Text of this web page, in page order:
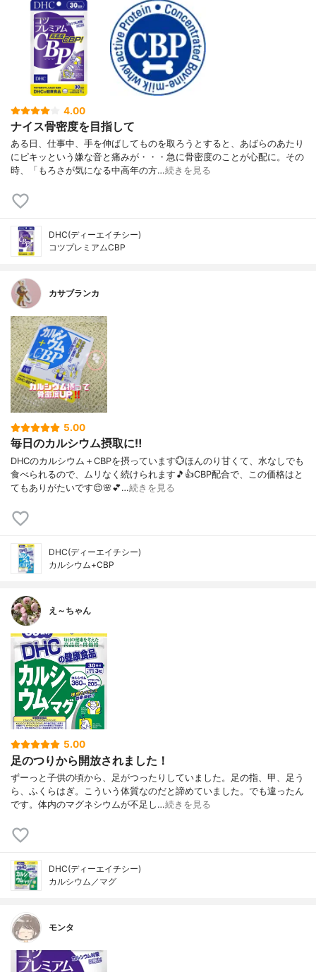
4.00
ナイス骨密度を目指して
ある日、仕事中、手を伸ばしてものを取ろうとすると、あばらのあたり
にピキッという嫌な音と痛みが・・・急に骨密度のことが心配に。その
時、「もろさが気になる中高年の方…続きを見る
DHC(ディーエイチシー)
コツプレミアムCBP
カサブランカ
5.00
毎日のカルシウム摂取に‼️
DHCのカルシウム＋CBPを摂っています💮ほんのり甘くて、水なしでも
食べられるので、ムリなく続けられます🎵👍️CBP配合で、この価格はと
てもありがたいです😌🌸💕…続きを見る
DHC(ディーエイチシー)
カルシウム+CBP
え～ちゃん
5.00
足のつりから開放されました！
ずーっと子供の頃から、足がつったりしていました。足の指、甲、足う
ら、ふくらはぎ。こういう体質なのだと諦めていました。でも違ったん
です。体内のマグネシウムが不足し…続きを見る
DHC(ディーエイチシー)
カルシウム／マグ
モンタ